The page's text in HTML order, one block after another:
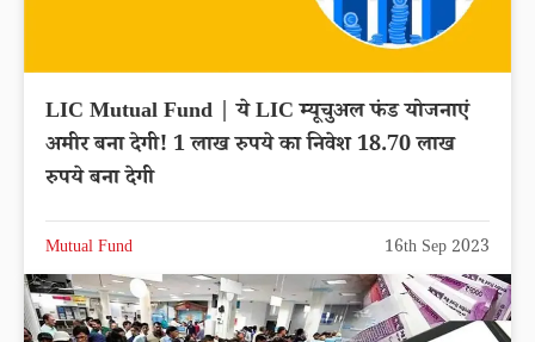
LIC Mutual Fund | ये LIC म्यूचुअल फंड योजनाएं
अमीर बना देगी! 1 लाख रुपये का निवेश 18.70 लाख
रुपये बना देगी
Mutual Fund 16th Sep 2023